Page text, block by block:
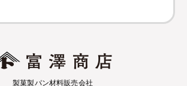
製菓製パン材料販売会社